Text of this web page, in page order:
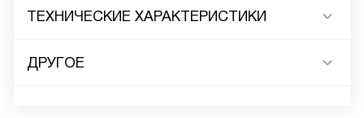
ТЕХНИЧЕСКИЕ ХАРАКТЕРИСТИКИ
ДРУГОЕ